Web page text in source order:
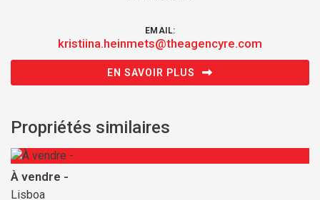
EMAIL:
kristiina.heinmets@theagencyre.com
EN SAVOIR PLUS
Propriétés similaires
À vendre -
Lisboa